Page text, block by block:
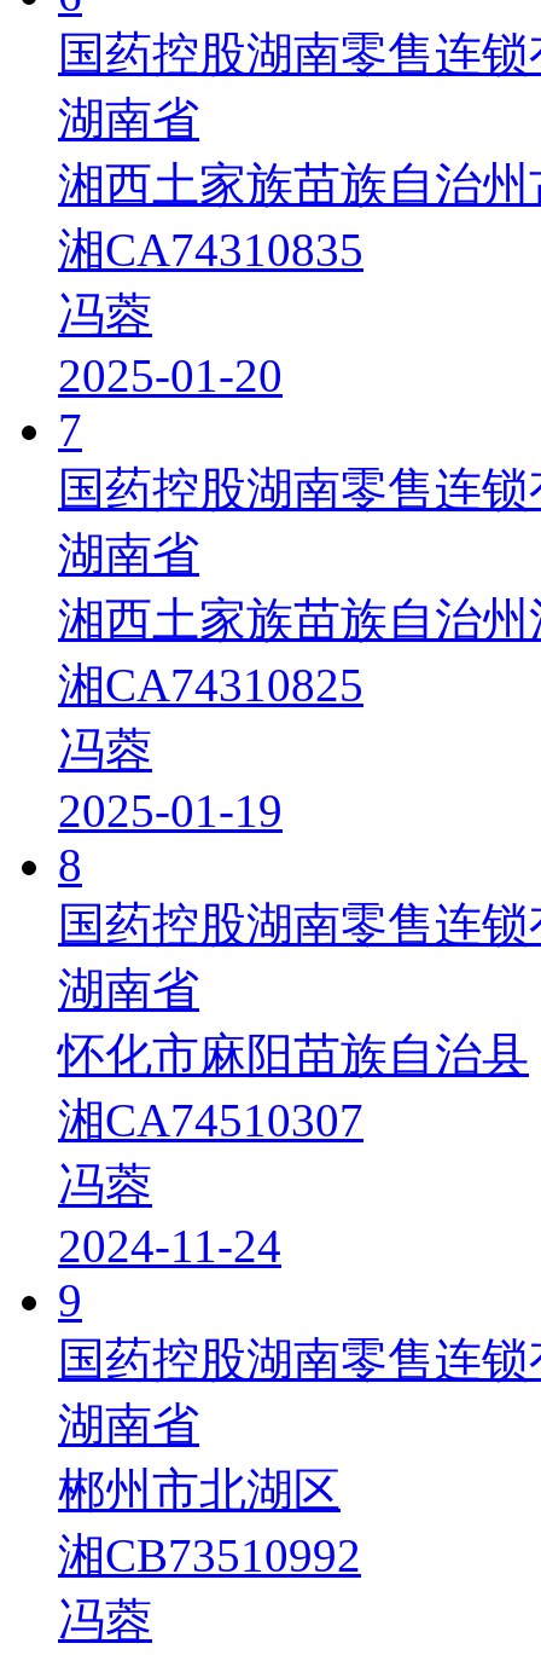
国药控股湖南零售连
湖南省
湘西土家族苗族自治
湘CA74310835
冯蓉
2025-01-20
7
国药控股湖南零售连
湖南省
湘西土家族苗族自治
湘CA74310825
冯蓉
2025-01-19
8
国药控股湖南零售连
湖南省
怀化市麻阳苗族自治县
湘CA74510307
冯蓉
2024-11-24
9
国药控股湖南零售连
湖南省
郴州市北湖区
湘CB73510992
冯蓉